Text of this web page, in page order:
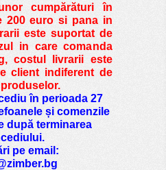
cumpărături în
200 euro si pana in
este suportat de
in care comanda
costul livrarii este
client indiferent de
în perioada 27
și comenzile
după terminarea
pe email: